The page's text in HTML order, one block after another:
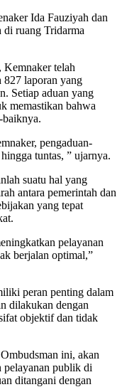
Ida Fauziyah dan
ruang Tridarma
Kemnaker telah
827 laporan yang
Setiap aduan yang
memastikan bahwa
baiknya.
pengaduan-
tuntas, ” ujarnya.
suatu hal yang
antara pemerintah dan
yang tepat
pelayanan
berjalan optimal,”
peran penting dalam
dilakukan dengan
objektif dan tidak
ini, akan
pelayanan publik di
ditangani dengan